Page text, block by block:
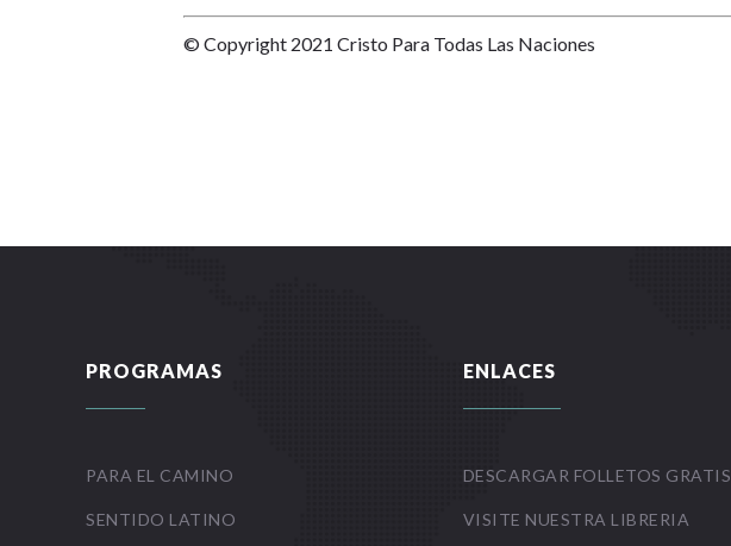
© Copyright 2021 Cristo Para Todas Las Naciones
PROGRAMAS
PARA EL CAMINO
SENTIDO LATINO
ENLACES
DESCARGAR FOLLETOS GRATIS
VISITE NUESTRA LIBRERIA